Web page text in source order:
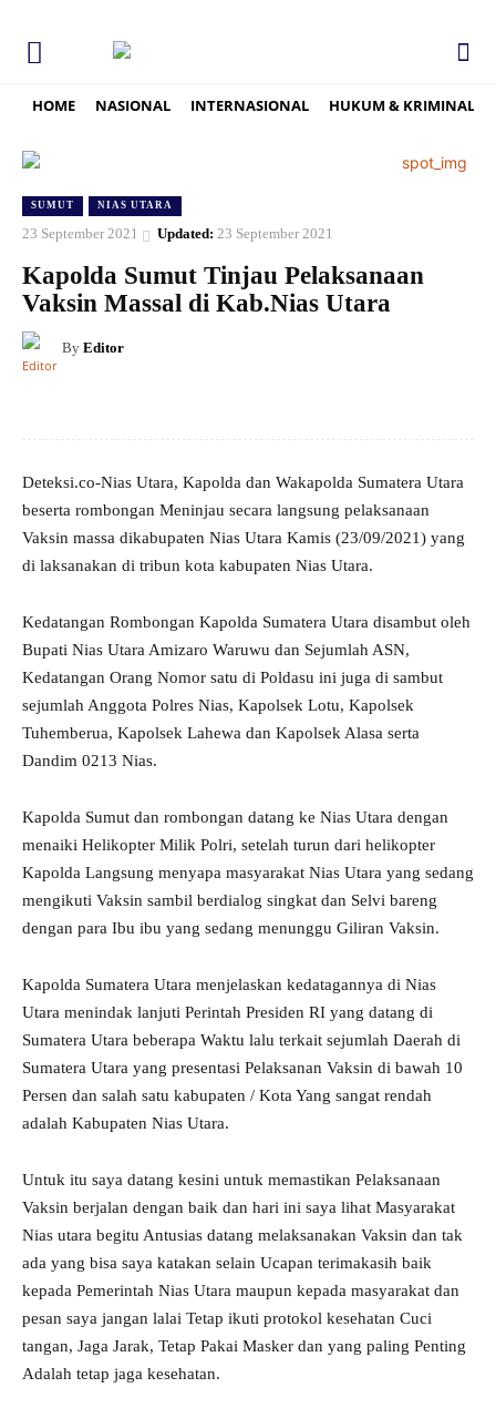
HOME NASIONAL INTERNASIONAL HUKUM & KRIMINAL
SUMUT NIAS UTARA
23 September 2021 Updated: 23 September 2021
Kapolda Sumut Tinjau Pelaksanaan
Vaksin Massal di Kab.Nias Utara
By Editor
Deteksi.co-Nias Utara, Kapolda dan Wakapolda Sumatera Utara
beserta rombongan Meninjau secara langsung pelaksanaan
Vaksin massa dikabupaten Nias Utara Kamis (23/09/2021) yang
di laksanakan di tribun kota kabupaten Nias Utara.
Kedatangan Rombongan Kapolda Sumatera Utara disambut oleh
Bupati Nias Utara Amizaro Waruwu dan Sejumlah ASN,
Kedatangan Orang Nomor satu di Poldasu ini juga di sambut
sejumlah Anggota Polres Nias, Kapolsek Lotu, Kapolsek
Tuhemberua, Kapolsek Lahewa dan Kapolsek Alasa serta
Dandim 0213 Nias.
Kapolda Sumut dan rombongan datang ke Nias Utara dengan
menaiki Helikopter Milik Polri, setelah turun dari helikopter
Kapolda Langsung menyapa masyarakat Nias Utara yang sedang
mengikuti Vaksin sambil berdialog singkat dan Selvi bareng
dengan para Ibu ibu yang sedang menunggu Giliran Vaksin.
Kapolda Sumatera Utara menjelaskan kedatagannya di Nias
Utara menindak lanjuti Perintah Presiden RI yang datang di
Sumatera Utara beberapa Waktu lalu terkait sejumlah Daerah di
Sumatera Utara yang presentasi Pelaksanan Vaksin di bawah 10
Persen dan salah satu kabupaten / Kota Yang sangat rendah
adalah Kabupaten Nias Utara.
Untuk itu saya datang kesini untuk memastikan Pelaksanaan
Vaksin berjalan dengan baik dan hari ini saya lihat Masyarakat
Nias utara begitu Antusias datang melaksanakan Vaksin dan tak
ada yang bisa saya katakan selain Ucapan terimakasih baik
kepada Pemerintah Nias Utara maupun kepada masyarakat dan
pesan saya jangan lalai Tetap ikuti protokol kesehatan Cuci
tangan, Jaga Jarak, Tetap Pakai Masker dan yang paling Penting
Adalah tetap jaga kesehatan.